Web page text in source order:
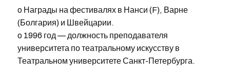
o Награды на фестивалях в Нанси (F), Варне
(Болгария) и Швейцарии.
o 1996 год — должность преподавателя
университета по театральному искусству в
Театральном университете Санкт-Петербурга.